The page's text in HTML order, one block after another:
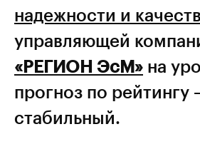
надежности и
управляющей
«РЕГИОН ЭсМ» на
прогноз по рейтингу
стабильный.